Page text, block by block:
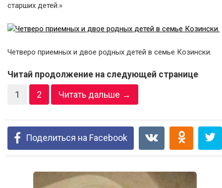
старших детей.»
Четверо приемных и двое родных детей в семье Козински.
Читай продолжение на следующей странице
1 2 Читать дальше →
Поделиться на Facebook